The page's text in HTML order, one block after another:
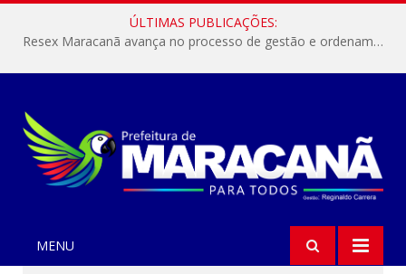
ÚLTIMAS PUBLICAÇÕES:
Resex Maracanã avança no processo de gestão e ordenamento do turismo em nossas áreas protegidas.
MENU